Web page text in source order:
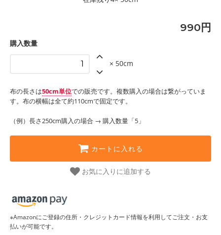
990円
購入数量
× 50cm
布の長さは50cm単位での販売です。複数購入の場合は繋がっていま
す。布の横幅は全て約110cmで固定です。
（例）長さ250cm購入の場合 → 購入数量「5」
カートに入れる
お気に入りに追加する
※Amazonにご登録の住所・クレジットカード情報を利用してご注文・お支
払いが可能です。